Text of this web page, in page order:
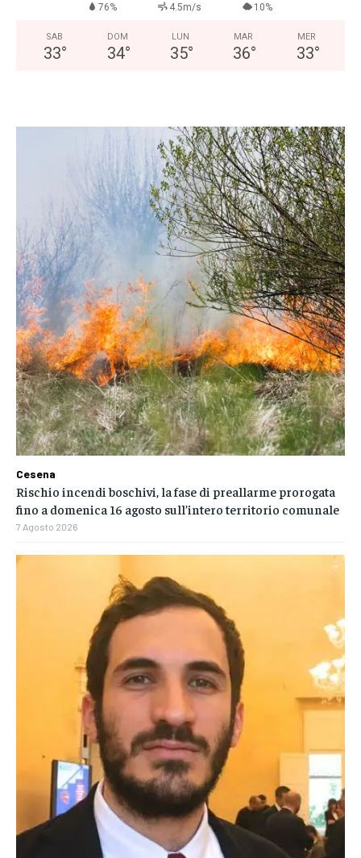
76% 4.5m/s 10%
SAB
33°
DOM
34°
LUN
35°
MAR
36°
MER
33°
Cesena
Rischio incendi boschivi, la fase di preallarme prorogata
fino a domenica 16 agosto sull’intero territorio comunale
7 Agosto 2026